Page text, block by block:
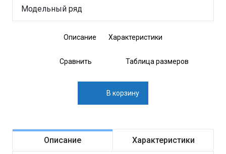
Модельный ряд
Описание Характеристики
Сравнить Таблица размеров
В корзину
Описание Характеристики